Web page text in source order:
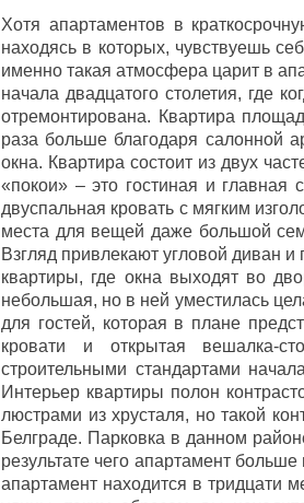
Хотя апартаментов в
находясь в которых, чувствуешь
именно такая атмосфера царит в
начала двадцатого столетия, где
отремонтирована. Квартира
раза больше благодаря салонной
окна. Квартира состоит из двух
«покои» – это гостиная и главная
двуспальная кровать с мягким
места для вещей даже большой
Взгляд привлекают угловой диван
квартиры, где окна выходят во
небольшая, но в ней уместилась
для гостей, которая в плане
кровати и открытая вешалка-
строительными стандартами
Интерьер квартиры полон
люстрами из хрусталя, но такой
Белграде. Парковка в данном
результате чего апартамент
апартамент находится в тридцати